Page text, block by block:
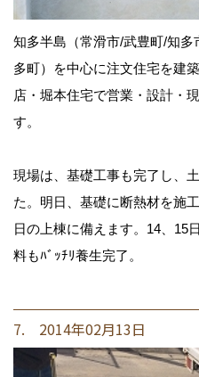
知多半島（常滑市/武豊町/知
多町）を中心に注文住宅を建
店・堀本住宅で営業・設計・
す。
現場は、基礎工事も完了し、
た。明日、基礎に断熱材を施
日の上棟に備えます。14、15
料もﾊﾞｯﾁﾘ養生完了。
7. 2014年02月13日